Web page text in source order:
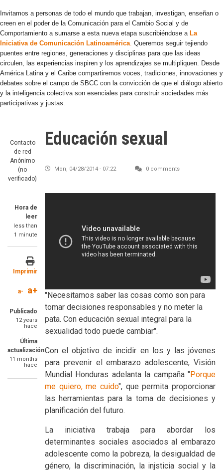
Invitamos a personas de todo el mundo que trabajan, investigan, enseñan o
creen en el poder de la Comunicación para el Cambio Social y de
Comportamiento a sumarse a esta nueva etapa suscribiéndose a La
Iniciativa de Comunicación Latinoamérica. Queremos seguir tejiendo
puentes entre regiones, generaciones y disciplinas para que las ideas
circulen, las experiencias inspiren y los aprendizajes se multipliquen. Desde
América Latina y el Caribe compartiremos voces, tradiciones, innovaciones y
debates sobre el campo de SBCC con la convicción de que el diálogo abierto
y la inteligencia colectiva son esenciales para construir sociedades más
participativas y justas.
Contacto
de red
Anónimo
(no
verificado)
Hora de
leer
less than
1 minute
Imprimir
a- a+
Publicado
12 years
hace
Última
actualización
11 months
hace
Educación sexual
Mon, 04/28/2014 - 07:22 0 comments
"Necesitamos saber las cosas como son para
tomar decisiones responsables y no meter la
pata. Con educación sexual integral para la
sexualidad todo puede cambiar".
Con el objetivo de incidir en los y las jóvenes
para prevenir el embarazo adolescente, Visión
Mundial Honduras adelanta la campaña "Porque
me quiero, me cuido", que permita proporcionar
las herramientas para la toma de decisiones y
planificación del futuro.
La iniciativa trabaja para abordar los
determinantes sociales asociados al embarazo
adolescente como la pobreza, la desigualdad de
género, la discriminación, la injsticia social y la